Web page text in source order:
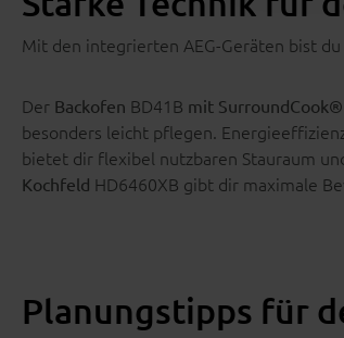
Mit den integrierten AEG-Geräten bist
Der Backofen BD41B mit SurroundCook®
besonders leicht pflegen.
bietet dir flexibel nutzbaren Stauraum
Kochfeld HD6460XB gibt dir maximale
Planungstipps für